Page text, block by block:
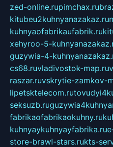
zed-online.rupimchax.ru
kitubeu2kuhnyanazakaz.ru
kuhnyaofabrikaufabrik.ru
xehyroo-5-
guzywia-4-
cs68.ruvladivostok-map.ru
raszar.ruvskrytie-zamkov-
lipetsktelecom.ru
seksuzb.ru
fabrikaofabrikaokuhny.ru
kuhnyaykuhnyayfabrika.ru
store-brawl-stars.rukts-